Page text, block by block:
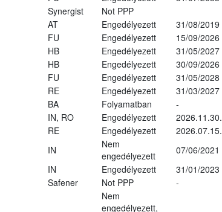
Synergist
Not PPP
AT Engedélyezett
31/08/2019
FU Engedélyezett
15/09/2026
HB Engedélyezett
31/05/2027
HB Engedélyezett
30/09/2026
FU Engedélyezett
31/05/2028
RE Engedélyezett
31/03/2027
BA Folyamatban
-
IN, RO Engedélyezett
2026.11.30.
RE Engedélyezett
2026.07.15.
IN
Nem
engedélyezett
07/06/2021
IN Engedélyezett
31/01/2023
Safener Not PPP -
Nem
engedélyezett,